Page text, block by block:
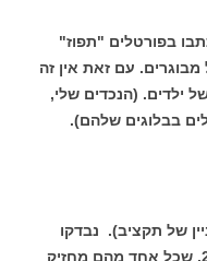
בפורטלים "תפוז"
עם זאת אין זה
ילדים. (הנכדים שלי,
של תקציב). נבדקו
כמאה אלף בלוגים שנכתבו מסוף 2004, שכל אחד מהם מחזיק